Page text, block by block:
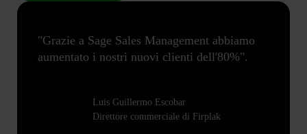
"Grazie a Sage Sales Management abbiamo
aumentato i nostri nuovi clienti dell'80%".
Luis Guillermo Escobar
Direttore commerciale di Firplak